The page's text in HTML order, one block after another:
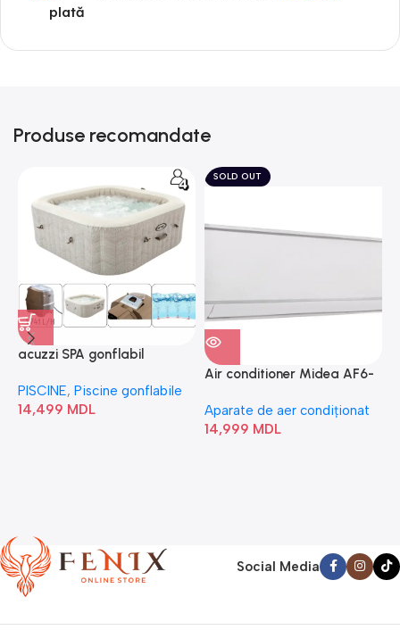
plată
Produse recomandate
acuzzi SPA gonflabil
Bubble” 28446
PISCINE, Piscine gonflabile
14,499 MDL
SOLD OUT
Air conditioner Midea AF6-
Aparate de aer condiționat
14,999 MDL
Social Media